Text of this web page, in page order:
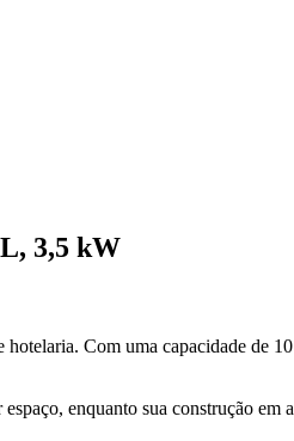
3,5 kW
hotelaria. Com uma capacidade de
enquanto sua construção